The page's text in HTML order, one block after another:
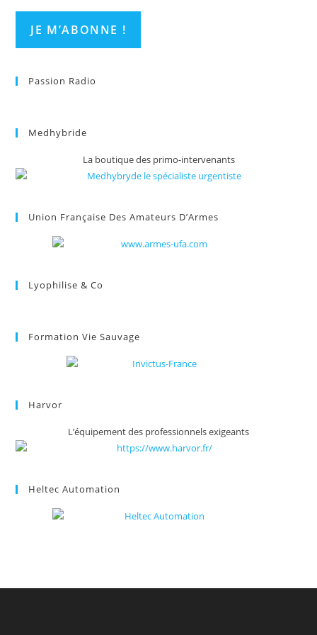
Passion Radio
Medhybride
La boutique des primo-intervenants
Union Française Des Amateurs D’Armes
Lyophilise & Co
Formation Vie Sauvage
Harvor
L’équipement des professionnels exigeants
Heltec Automation